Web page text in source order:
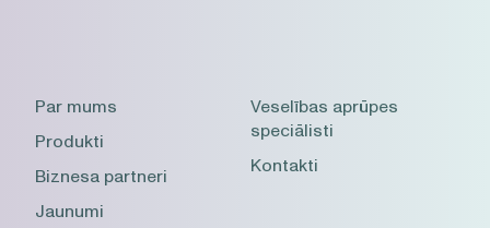
Par mums
Produkti
Biznesa partneri
Jaunumi
Veselības aprūpes
speciālisti
Kontakti